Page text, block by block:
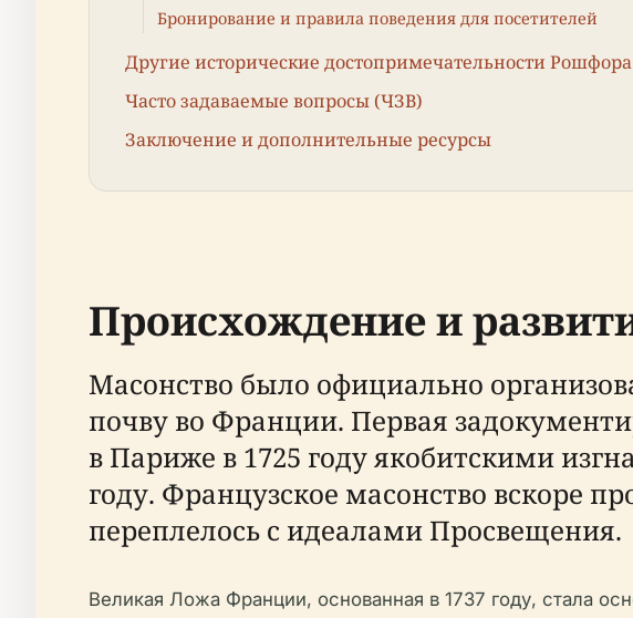
Бронирование и правила поведения для посетителей
Другие исторические достопримечательности Рошфора
Часто задаваемые вопросы (ЧЗВ)
Заключение и дополнительные ресурсы
Происхождение и
Масонство было официально
почву во Франции. Первая
в Париже в 1725 году якобитскими
году. Французское масонство вскоре
переплелось с идеалами Просвещения.
Великая Ложа Франции, основанная в 1737 году, стала